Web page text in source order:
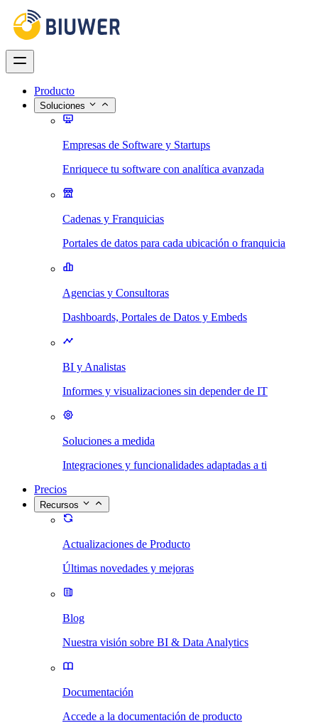
Producto
Soluciones
Empresas de Software y Startups
Enriquece tu software con analítica avanzada
Cadenas y Franquicias
Portales de datos para cada ubicación o franquicia
Agencias y Consultoras
Dashboards, Portales de Datos y Embeds
BI y Analistas
Informes y visualizaciones sin depender de IT
Soluciones a medida
Integraciones y funcionalidades adaptadas a ti
Precios
Recursos
Actualizaciones de Producto
Últimas novedades y mejoras
Blog
Nuestra visión sobre BI & Data Analytics
Documentación
Accede a la documentación de producto